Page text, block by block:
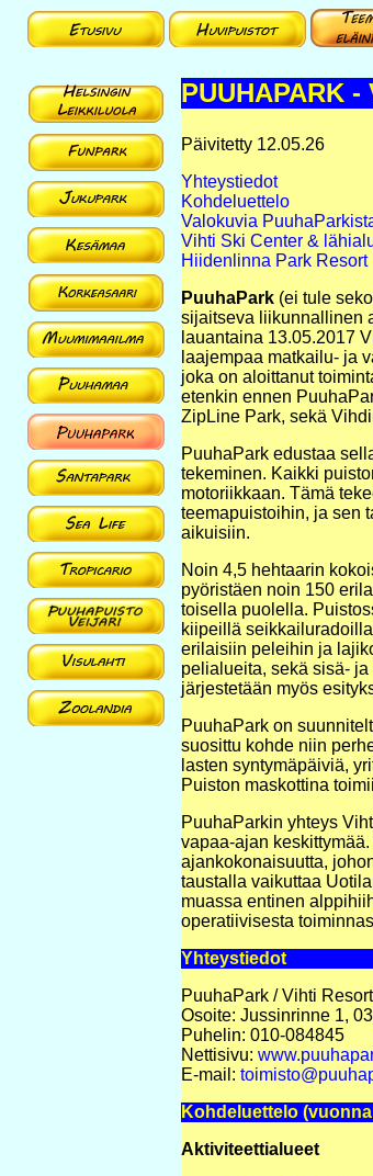
PUUHAPARK -
Päivitetty 12.05.26
Yhteystiedot
Kohdeluettelo
Valokuvia
Vihti Ski Center &
Hiidenlinna Park Resort
PuuhaPark (ei tule
sijaitseva liikunnallinen
lauantaina 13.05.2017
laajempaa matkailu- ja
joka on aloittanut
etenkin ennen
ZipLine Park, sekä
PuuhaPark edustaa
tekeminen. Kaikki
motoriikkaan. Tämä
teemapuistoihin, ja sen
aikuisiin.
Noin 4,5 hehtaarin
pyöristäen noin 150
toisella puolella.
kiipeillä
erilaisiin peleihin ja
pelialueita, sekä sisä-
järjestetään myös
PuuhaPark on
suosittu kohde niin
lasten syntymäpäiviä,
Puiston maskottina toimii
PuuhaParkin yhteys
vapaa-ajan
ajankokonaisuutta,
taustalla vaikuttaa
muassa entinen
operatiivisesta
Yhteystiedot
PuuhaPark / Vihti
Osoite: Jussinrinne 1,
Puhelin: 010-084845
Nettisivu:
E-mail:
Kohdeluettelo (vuonna
Aktiviteettialueet